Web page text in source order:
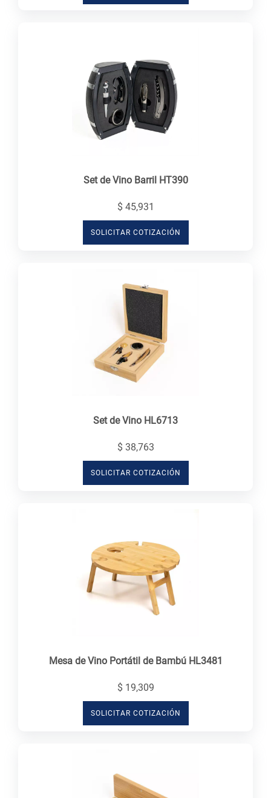
Set de Vino Barril HT390
$ 45,931
SOLICITAR COTIZACIÓN
Set de Vino HL6713
$ 38,763
SOLICITAR COTIZACIÓN
Mesa de Vino Portátil de Bambú HL3481
$ 19,309
SOLICITAR COTIZACIÓN